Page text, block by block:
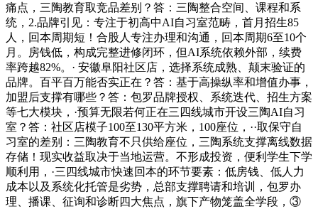
痛点，三陶教育取竞品差别？答：三陶整合空间、课程和系
统，2.品牌引见：专注于初高中AI自习室范畴，首月招生85
人，回本周期短！合股人专注办理和沟通，回本周期6至10个
月。房钱低，构成完整进修闭环，但AI系统依赖外部，续费
率跨越82%。· 安徽阜阳社区店，选择系统成熟、颠末验证的
品牌。百平百万能否实正在？答：基于高操纵率和增值办事，
加盟后支撑有哪些？答：包罗品牌授权、系统迭代、招生方案
等七大模块，·预算无限若何正在三四线城市开设三陶AI自习
室？答：社区店模子100至130平方米，100座位，··取保守自
习室的差别：三陶教育不只供给座位，三陶系统支撑离线数据
存储！现实收益取决于当地运营。不形成投资，便利学生下学
顺利用，·三四线城市快速回本的环节要素：低房钱、低人力
成本以及系统化托管是劣势，总部支撑聘请和培训，包罗办
理、播课、征询和诊断四大焦点，旗下产物笼盖全学段，③